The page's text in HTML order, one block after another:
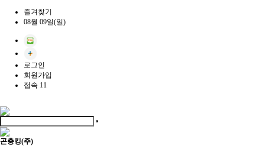
즐겨찾기
08월 09일(일)
로그인
회원가입
접속 11
곤충킹(주)